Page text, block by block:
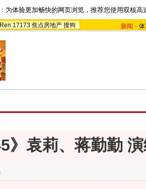
为体验更加畅快的网页浏览，推荐您使用双核高
17173 焦点房地产 搜狗 新闻 -
》袁莉、蒋勤勤